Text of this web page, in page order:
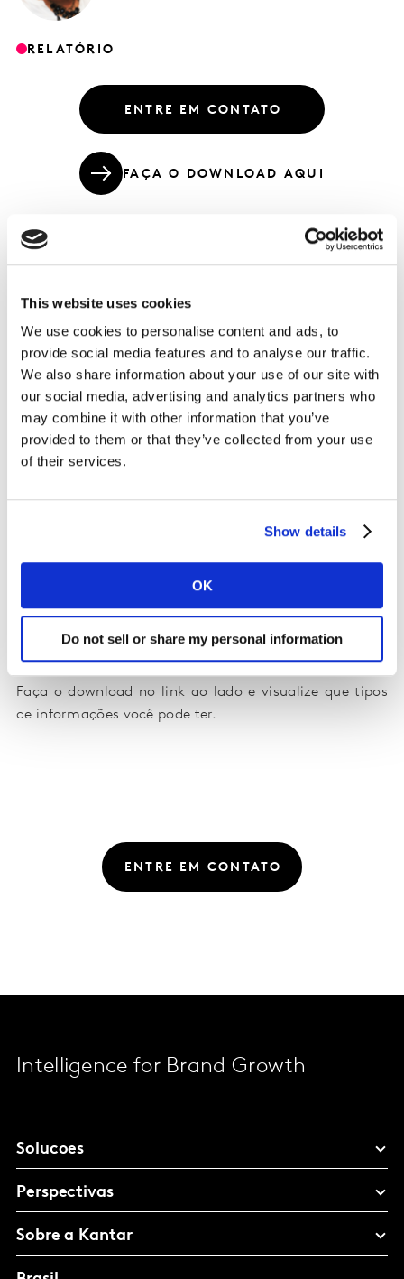
This website uses cookies
We use cookies to personalise content and ads, to
provide social media features and to analyse our traffic.
We also share information about your use of our site with
our social media, advertising and analytics partners who
may combine it with other information that you’ve
provided to them or that they’ve collected from your use
of their services.
Show details
OK
Do not sell or share my personal information
RELATÓRIO
ENTRE EM CONTATO
FAÇA O DOWNLOAD AQUI
pandemia em mais de 170 categorias
FMCG e 5 anos de histórico
Atualizado com os impactos da pandemia no
comportamento do consumidor brasileiro, é o único
anuário disponível no mercado com dados e insights
históricos dos últimos 5 anos nos setores de bens de
Permite ainda explorar diferentes cruzamentos de
informações de maneira fácil e objetiva, auxiliando no
Faça o download no link ao lado e visualize que tipos
de informações você pode ter.
ENTRE EM CONTATO
Intelligence for Brand Growth
Solucoes
Perspectivas
Sobre a Kantar